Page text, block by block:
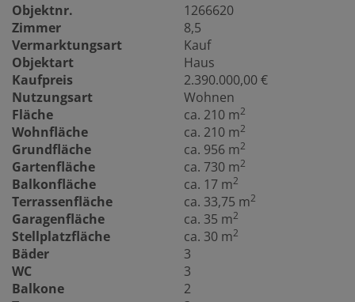
Objektnr.
1266620
Zimmer
8,5
Vermarktungsart
Kauf
Objektart
Haus
Kaufpreis
2.390.000,00 €
Nutzungsart
Wohnen
Fläche
ca. 210 m2
Wohnfläche ca. 210 m2
Grundfläche ca. 956 m2
Gartenfläche ca. 730 m2
Balkonfläche ca. 17 m2
Terrassenfläche ca. 33,75 m2
Garagenfläche ca. 35 m2
Stellplatzfläche ca. 30 m2
Bäder
3
WC
3
Balkone
2